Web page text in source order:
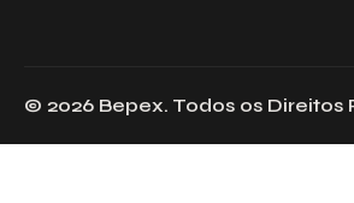
© 2026 Bepex. Todos os Direitos